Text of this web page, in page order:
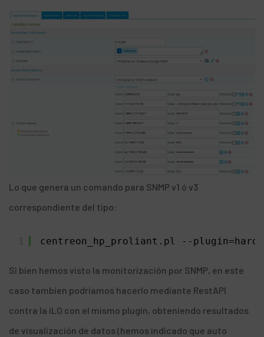
Lo que genera un comando para SNMP v1 ó v3
correspondiente del tipo:
1 centreon_hp_proliant.pl --
Si bien hemos visto la monitorización por SNMP, en este
caso tambien podríamos hacerlo mediante RestAPI
contra la iLO con el mismo plugin, obteniendo resultados
de visualización de datos (hemos indicado que auto